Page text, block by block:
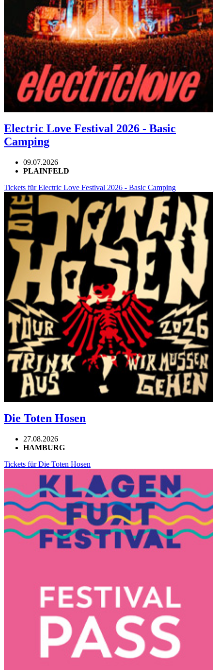
Electric Love Festival 2026 - Basic
Camping
09.07.2026
PLAINFELD
Tickets für Electric Love Festival 2026 - Basic Camping
Die Toten Hosen
27.08.2026
HAMBURG
Tickets für Die Toten Hosen